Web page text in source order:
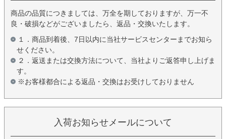
商品の品質につきましては、万全を期しておりますが、万一不
良・破損などがございましたら、返品・交換いたします。
１．商品到着後、7日以内に当社サービスセンターまでお知ら
せください。
２．返送または交換方法について、当社よりご返答申し上げま
す。
※お客様都合による返品・交換はお受けしておりません
入荷お知らせメールについて